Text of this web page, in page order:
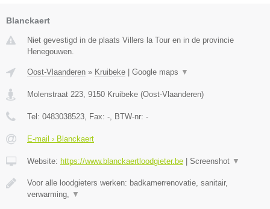
Blanckaert
Niet gevestigd in de plaats Villers la Tour en in de provincie
Henegouwen.
Oost-Vlaanderen » Kruibeke Google maps ▼
Molenstraat 223 9150 Kruibeke (Oost-Vlaanderen)
Tel: 0483038523 , Fax: - , BTW-nr: -
E-mail › Blanckaert
Website: https://www.blanckaertloodgieter.be Screenshot ▼
Voor alle loodgieters werken: badkamerrenovatie, sanitair,
verwarming,
▼